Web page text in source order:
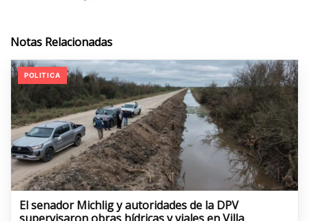
Notas Relacionadas
POLITICA
El senador Michlig y autoridades de la DPV